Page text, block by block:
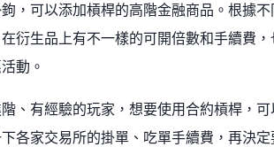
，可以添加槓桿的高階金融商品。根據不
衍生品上有不一樣的可開倍數和手續費，
動。
、有經驗的玩家，想要使用合約槓桿，可
各家交易所的掛單、吃單手續費，再決定